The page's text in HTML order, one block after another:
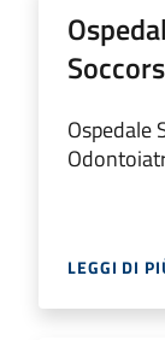
Ospedale
LEGGI DI